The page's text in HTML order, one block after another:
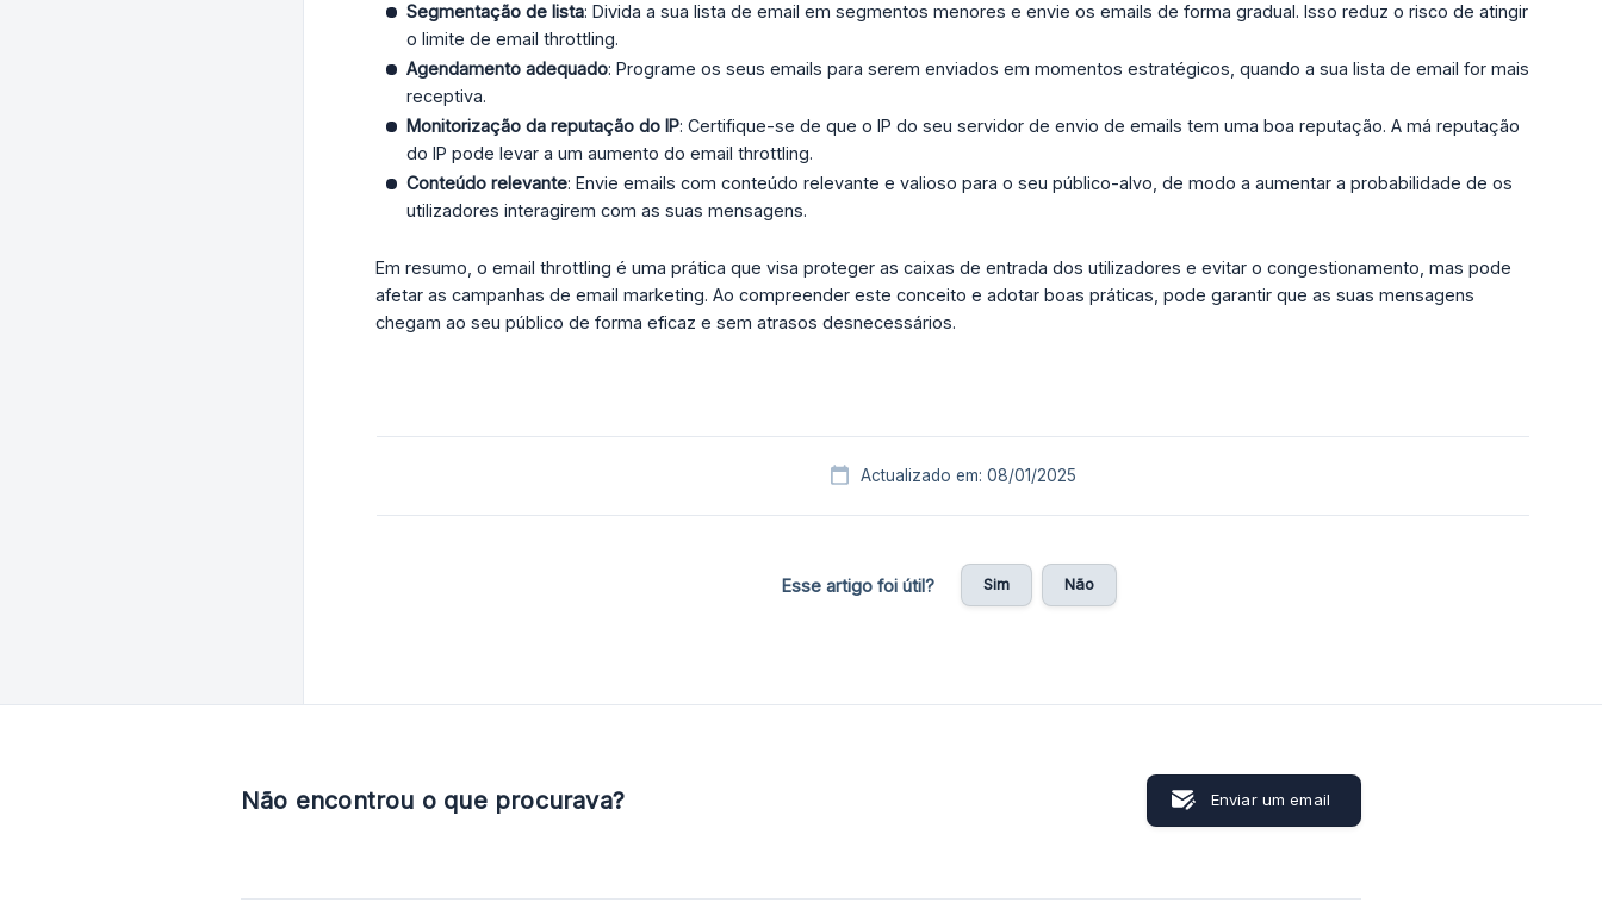
Segmentação de lista: Divida a sua lista de email em segmentos menores e envie os emails de forma gradual. Isso reduz o risco de atingir
o limite de email throttling.
Agendamento adequado: Programe os seus emails para serem enviados em momentos estratégicos, quando a sua lista de email for mais
receptiva.
Monitorização da reputação do IP: Certifique-se de que o IP do seu servidor de envio de emails tem uma boa reputação. A má reputação
do IP pode levar a um aumento do email throttling.
Conteúdo relevante: Envie emails com conteúdo relevante e valioso para o seu público-alvo, de modo a aumentar a probabilidade de os
utilizadores interagirem com as suas mensagens.
Em resumo, o email throttling é uma prática que visa proteger as caixas de entrada dos utilizadores e evitar o congestionamento, mas pode
afetar as campanhas de email marketing. Ao compreender este conceito e adotar boas práticas, pode garantir que as suas mensagens
chegam ao seu público de forma eficaz e sem atrasos desnecessários.
Actualizado em: 08/01/2025
Esse artigo foi útil? Sim Não
Não encontrou o que procurava? Enviar um email